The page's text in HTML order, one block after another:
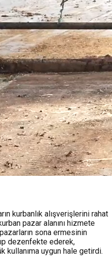
kurbanlık alışverişlerini rahat
pazar alanını hizmete
sona ermesinin
dezenfekte ederek,
kullanıma uygun hale getirdi.